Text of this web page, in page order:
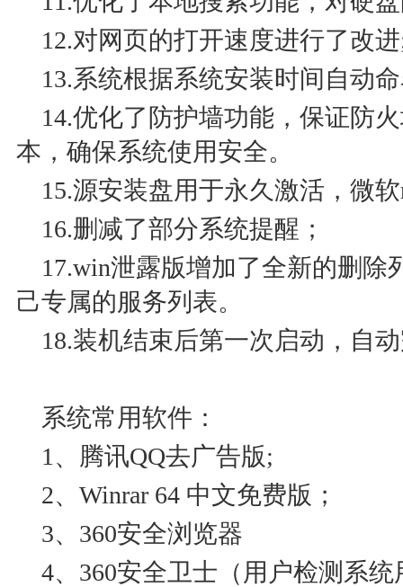
12.对网页的打开速度进行了改
13.系统根据系统安装时间自动
14.优化了防护墙功能，保证防
本，确保系统使用安全。
15.源安装盘用于永久激活，微
16.删减了部分系统提醒；
17.win泄露版增加了全新的删
己专属的服务列表。
18.装机结束后第一次启动，自
系统常用软件：
1、腾讯QQ去广告版;
2、Winrar 64 中文免费版；
3、360安全浏览器
4、360安全卫士（用户检测系统